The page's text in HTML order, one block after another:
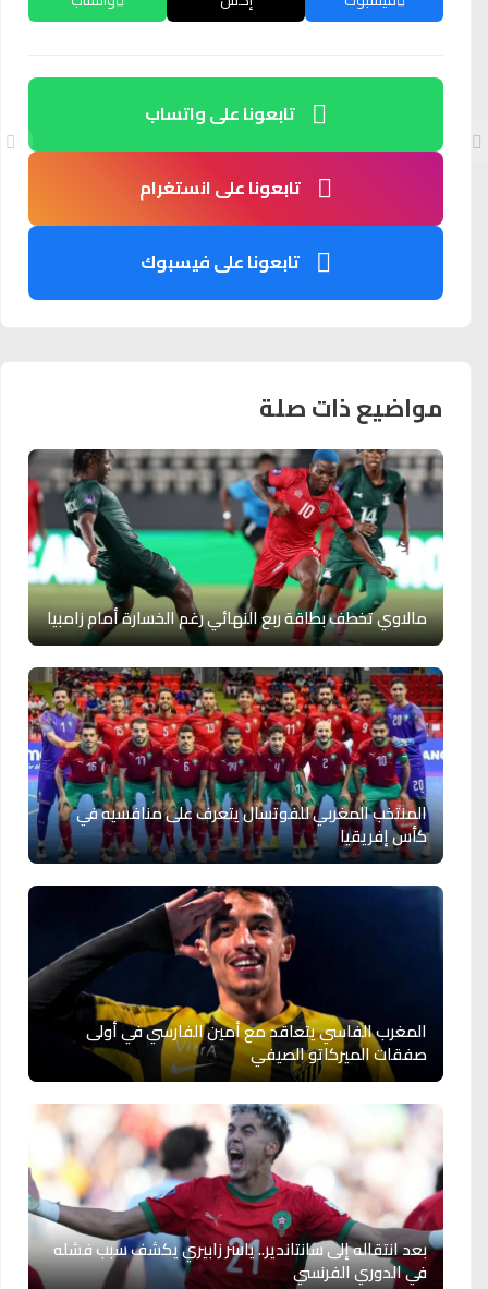
تابعونا على واتساب
تابعونا على انستغرام
تابعونا على فيسبوك
مواضيع ذات صلة
مالاوي تخطف بطاقة ربع النهائي رغم الخسارة أمام زامبيا
المنتخب المغربي للفوتسال يتعرف على منافسيه في
كأس إفريقيا
المغرب الفاسي يتعاقد مع أمين الفارسي في أولى
صفقات الميركاتو الصيفي
بعد انتقاله إلى سانتاندير.. ياسر زابيري يكشف سبب فشله
في الدوري الفرنسي